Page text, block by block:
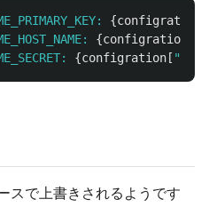
{configration
{configration
{configration [
スで上書きされるようです